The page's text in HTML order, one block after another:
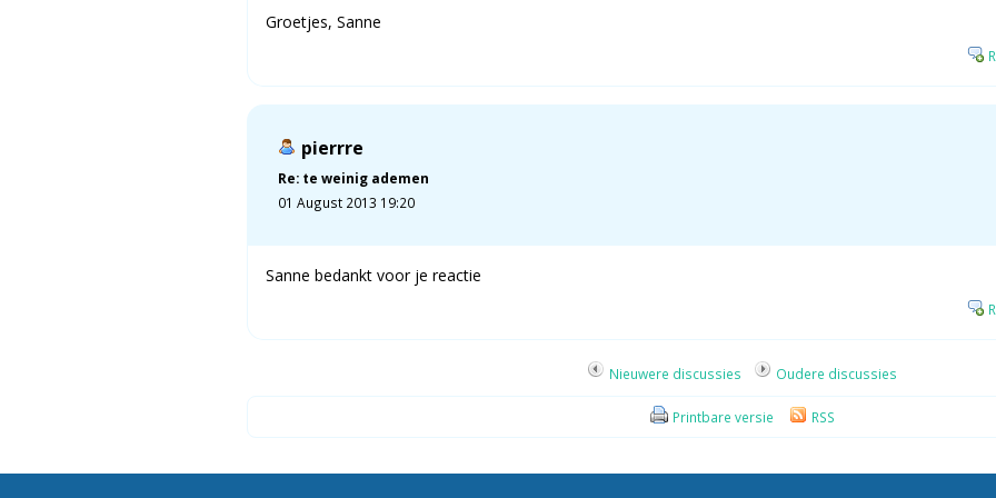
Groetjes, Sanne
pierrre
Re: te weinig ademen
01 August 2013 19:20
Sanne bedankt voor je reactie
Nieuwere discussies Oudere discussies
Printbare versie RSS